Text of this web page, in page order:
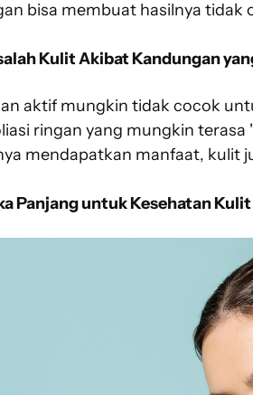
bisa membuat hasilnya
Kulit Akibat Kandungan
aktif mungkin tidak cocok
ringan yang mungkin
mendapatkan manfaat, kulit
Panjang untuk Kesehatan Kulit